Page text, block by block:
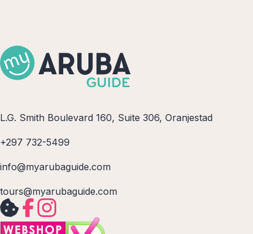
L.G. Smith Boulevard 160, Suite 306, Oranjestad
+297 732-5499
info@myarubaguide.com
tours@myarubaguide.com